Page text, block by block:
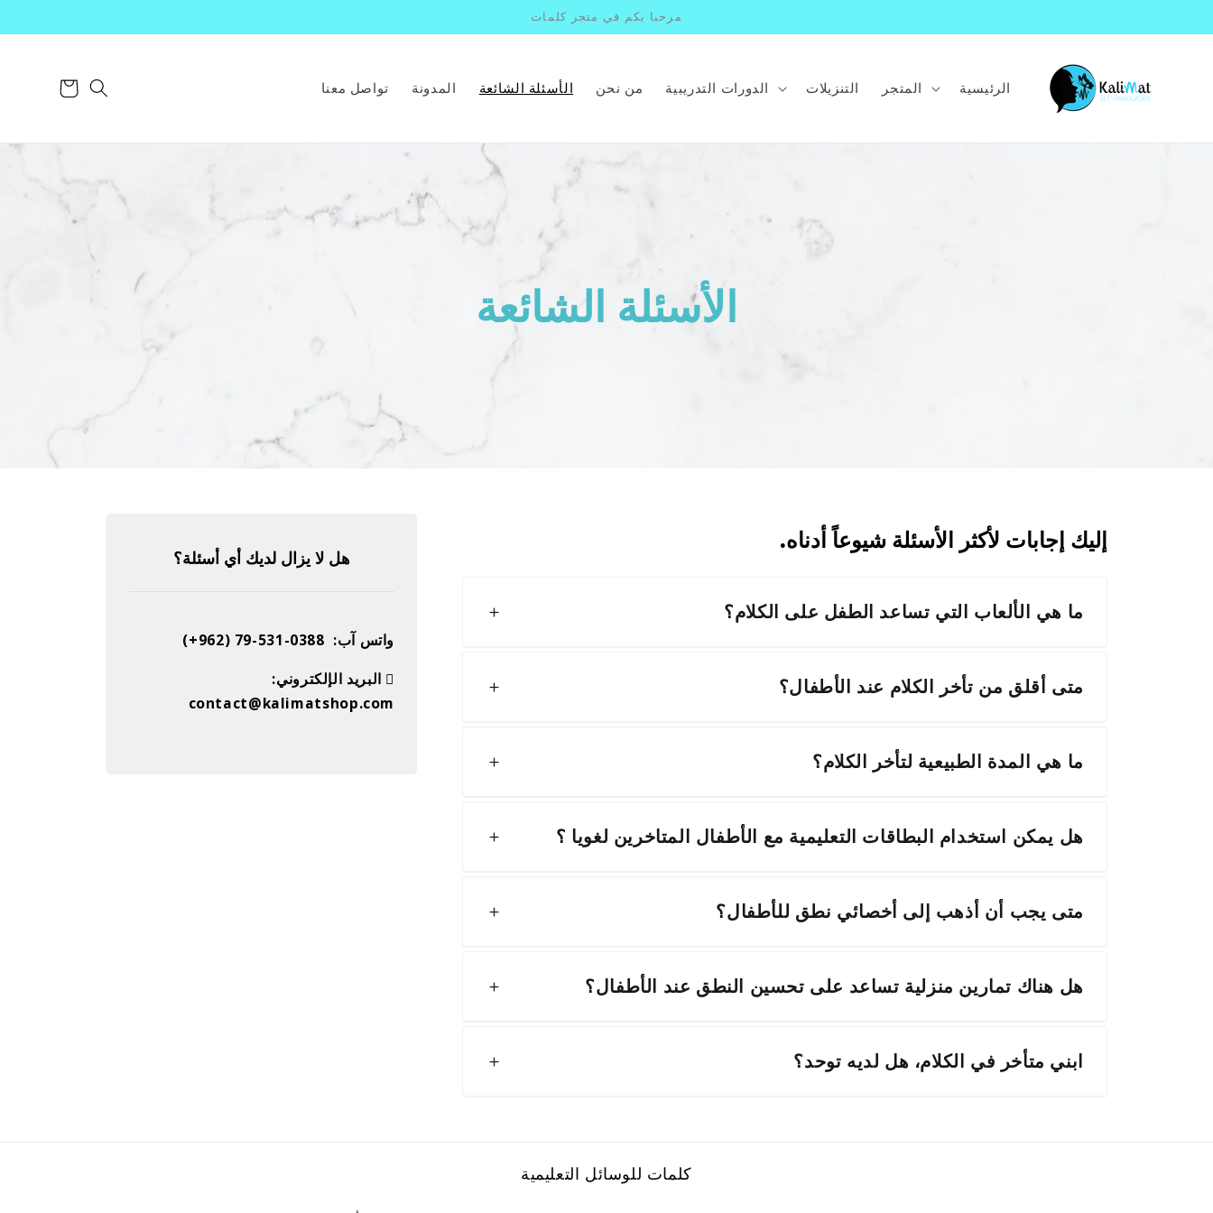
المحتوى
مرحبا بكم في متجر كلمات
الرئيسية المتجر التنزيلات الدورات التدريبية من نحن الأسئلة الشائعة المدونة تواصل معنا
سلة
التسوق
الأسئلة الشائعة
إليك إجابات لأكثر الأسئلة شيوعاً أدناه.
ما هي الألعاب التي تساعد الطفل على الكلام؟
متى أقلق من تأخر الكلام عند الأطفال؟
ما هي المدة الطبيعية لتأخر الكلام؟
هل يمكن استخدام البطاقات التعليمية مع الأطفال المتاخرين لغويا ؟
متى يجب أن أذهب إلى أخصائي نطق للأطفال؟
هل هناك تمارين منزلية تساعد على تحسين النطق عند الأطفال؟
ابني متأخر في الكلام، هل لديه توحد؟
هل لا يزال لديك أي أسئلة؟
واتس آب: 0388-531-79 (962+)
 البريد الإلكتروني:
contact@kalimatshop.com
كلمات للوسائل التعليمية